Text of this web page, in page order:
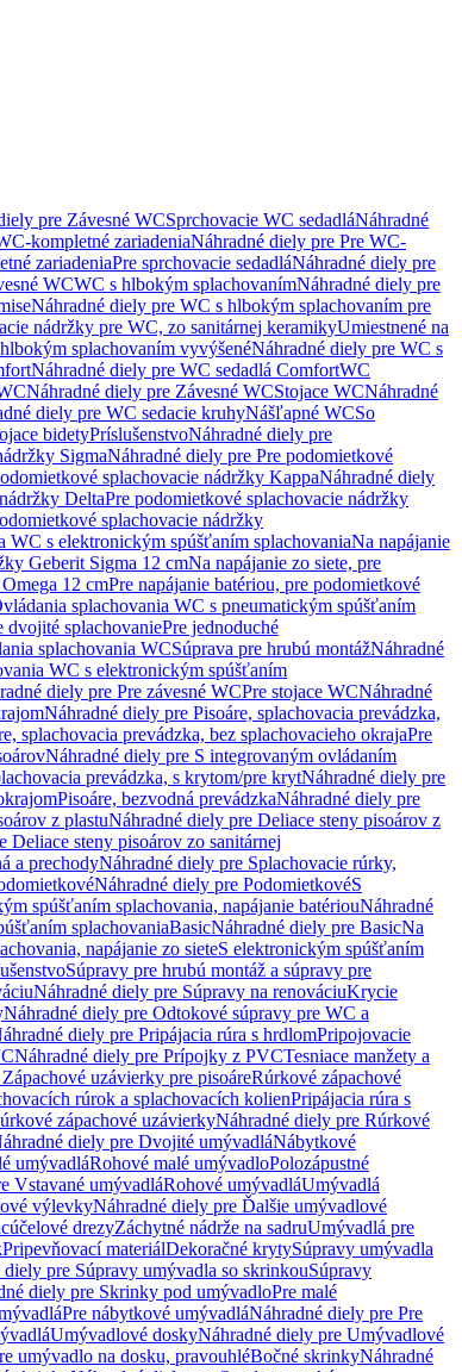
pre Závesné WCSprchovacie WC sedadláNáhradné
kompletné zariadeniaNáhradné diely pre Pre WC-
zariadeniaPre sprchovacie sedadláNáhradné diely pre
WCWC s hlbokým splachovanímNáhradné diely pre
Náhradné diely pre WC s hlbokým splachovaním pre
nádržky pre WC, zo sanitárnej keramikyUmiestnené na
splachovaním vyvýšenéNáhradné diely pre WC s
Náhradné diely pre WC sedadlá ComfortWC
Náhradné diely pre Závesné WCStojace WCNáhradné
diely pre WC sedacie kruhyNášľapné WCSo
bidetyPríslušenstvoNáhradné diely pre
SigmaNáhradné diely pre Pre podomietkové
splachovacie nádržky KappaNáhradné diely
DeltaPre podomietkové splachovacie nádržky
splachovacie nádržky
WC s elektronickým spúšťaním splachovaniaNa napájanie
Geberit Sigma 12 cmNa napájanie zo siete, pre
12 cmPre napájanie batériou, pre podomietkové
splachovania WC s pneumatickým spúšťaním
dvojité splachovaniePre jednoduché
splachovania WCSúprava pre hrubú montážNáhradné
WC s elektronickým spúšťaním
diely pre Pre závesné WCPre stojace WCNáhradné
Náhradné diely pre Pisoáre, splachovacia prevádzka,
splachovacia prevádzka, bez splachovacieho okrajaPre
Náhradné diely pre S integrovaným ovládaním
prevádzka, s krytom/pre krytNáhradné diely pre
Pisoáre, bezvodná prevádzkaNáhradné diely pre
z plastuNáhradné diely pre Deliace steny pisoárov z
Deliace steny pisoárov zo sanitárnej
a prechodyNáhradné diely pre Splachovacie rúrky,
Náhradné diely pre PodomietkovéS
spúšťaním splachovania, napájanie batériouNáhradné
splachovaniaBasicNáhradné diely pre BasicNa
napájanie zo sieteS elektronickým spúšťaním
Súpravy pre hrubú montáž a súpravy pre
Náhradné diely pre Súpravy na renováciuKrycie
Náhradné diely pre Odtokové súpravy pre WC a
diely pre Pripájacia rúra s hrdlomPripojovacie
Náhradné diely pre Prípojky z PVCTesniace manžety a
uzávierky pre pisoáreRúrkové zápachové
rúrok a splachovacích kolienPripájacia rúra s
zápachové uzávierkyNáhradné diely pre Rúrkové
diely pre Dvojité umývadláNábytkové
umývadláRohové malé umývadloPolozápustné
Vstavané umývadláRohové umývadláUmývadlá
výlevkyNáhradné diely pre Ďalšie umývadlové
drezyZáchytné nádrže na sadruUmývadlá pre
Pripevňovací materiálDekoračné krytySúpravy umývadla
diely pre Súpravy umývadla so skrinkouSúpravy
diely pre Skrinky pod umývadloPre malé
Pre nábytkové umývadláNáhradné diely pre Pre
Umývadlové doskyNáhradné diely pre Umývadlové
umývadlo na dosku, pravouhléBočné skrinkyNáhradné